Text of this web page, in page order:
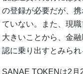
の登録が必要だが、
ていない。また、現
大きいことから、金
認に乗り出すとみられ
SANAE TOKENは2月